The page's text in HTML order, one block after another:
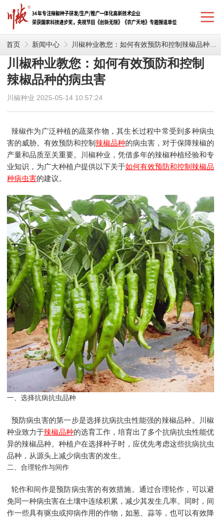
首页 新闻中心 川椒种业教您：如何有效预防和控制辣椒品种的病虫害
川椒种业教您：如何有效预防和控制
辣椒品种的病虫害
川椒种业 2025-05-14 10:57:24
辣椒作为广泛种植的蔬菜作物，其生长过程中常受到多种病虫
害的威胁。有效预防和控制 辣椒品种的病虫害，对于保障辣椒的
产量和品质至关重要。川椒种业，凭借多年的辣椒种植经验和专
业知识，为广大种植户提供以下关于如何有效预防和控制辣椒品
种病虫害的建议。
一、选择抗病抗虫品种
预防病虫害的第一步是选择抗病抗虫性能强的辣椒品种。川椒
种业致力于辣椒品种的选育工作，培育出了多个抗病抗虫性能优
异的辣椒品种。种植户在选择种子时，应优先考虑这些抗病抗虫
品种，从源头上减少病虫害的发生。
二、合理轮作与间作
轮作和间作是预防病虫害的有效措施。通过合理轮作，可以避
免同一种病虫害在土壤中连续积累，减少其发生几率。同时，间
作一些具有驱虫或抑病作用的作物，如葱、蒜等，也可以有效降